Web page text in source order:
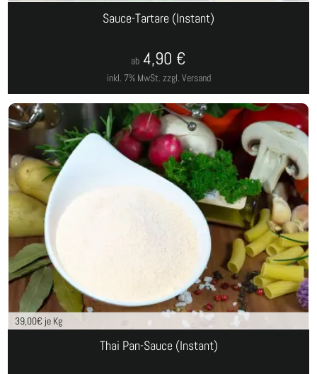
Sauce-Tartare (Instant)
inkl. 7% MwSt. zzgl. Versand
ab 4,90 €
39,00€ je Kg
Thai Pan-Sauce (Instant)